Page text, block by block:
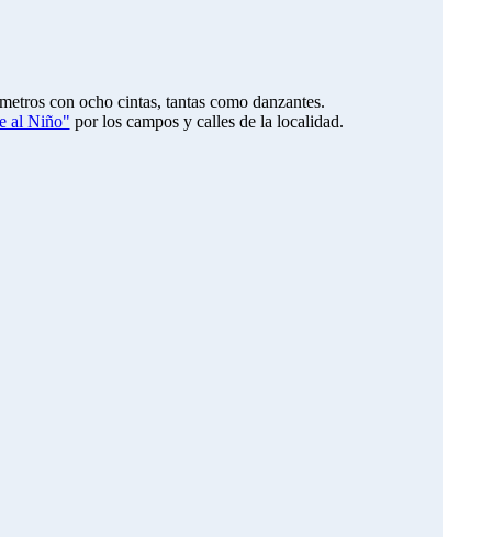
con ocho cintas, tantas como danzantes.
al Niño" por los campos y calles de la localidad.